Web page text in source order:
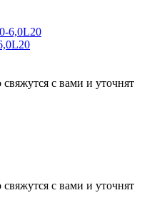
с вами и уточнят
с вами и уточнят